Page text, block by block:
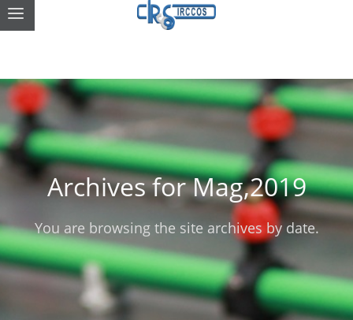
Archives for Mag,2019
You are browsing the site archives by date.